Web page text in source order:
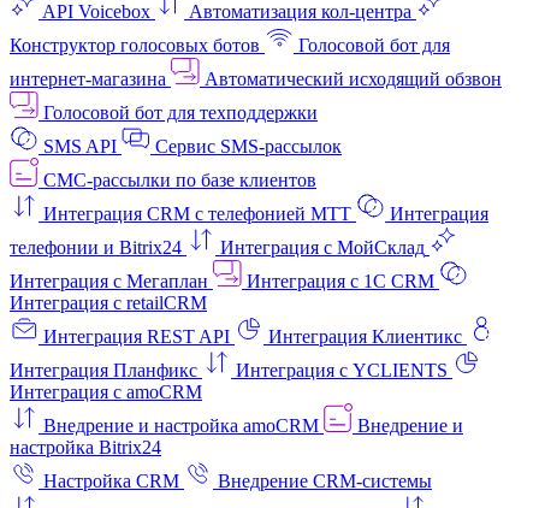
API Voicebox
Автоматизация кол‑центра
Конструктор голосовых ботов
Голосовой бот для
интернет‑магазина
Автоматический исходящий обзвон
Голосовой бот для техподдержки
SMS API
Сервис SMS-рассылок
СМС-рассылки по базе клиентов
Интеграция CRM с телефонией МТТ
Интеграция
телефонии и Bitrix24
Интеграция с МойСклад
Интеграция с Мегаплан
Интеграция с 1C CRM
Интеграция с retailCRM
Интеграция REST API
Интеграция Клиентикс
Интеграция Планфикс
Интеграция с YCLIENTS
Интеграция с amoCRM
Внедрение и настройка amoCRM
Внедрение и
настройка Bitrix24
Настройка CRM
Внедрение CRM-системы